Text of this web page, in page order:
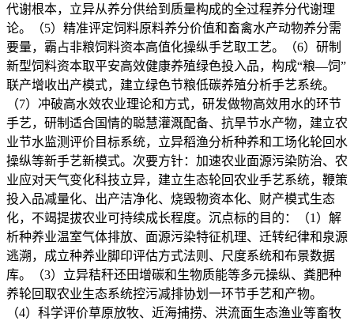
代谢根本，立异从养分供给到质量构成的全过程养分代谢理
论。（5）精准评定饲料原料养分价值和畜禽水产动物养分需
要量，霸占非粮饲料资本高值化操纵手艺取工艺。（6）研制
新型饲料资本取平安高效健康养殖绿色投入品，构成“粮—饲”
联产增收出产模式，建立绿色节粮低碳养殖分析手艺系统。
（7）冲破高水效农业理论和方式，研发做物高效用水的环节
手艺，研制适合国情的聪慧灌溉配备、抗旱节水产物，建立农
业节水监测评价目标系统，立异稻渔分析种养和工场化轮回水
操纵等新手艺新模式。次要方针：加速农业面源污染防治、农
业应对天气变化科技立异，建立生态轮回农业手艺系统，鞭策
投入品减量化、出产洁净化、烧毁物资本化、财产模式生态
化，不竭提拔农业可持续成长程度。沉点标的目的：（1）解
析种养业温室气体排放、面源污染特征机理、迁转纪律和泉源
逃溯，成立种养业脚印评估方式法则、尺度系统和布景数据
库。（3）立异秸秆还田增碳和生物质能等多元操纵、粪肥种
养轮回取农业生态系统控污减排协划一环节手艺和产物。
（4）科学评价草原放牧、近海捕捞、洪流面生态渔业等畜牧